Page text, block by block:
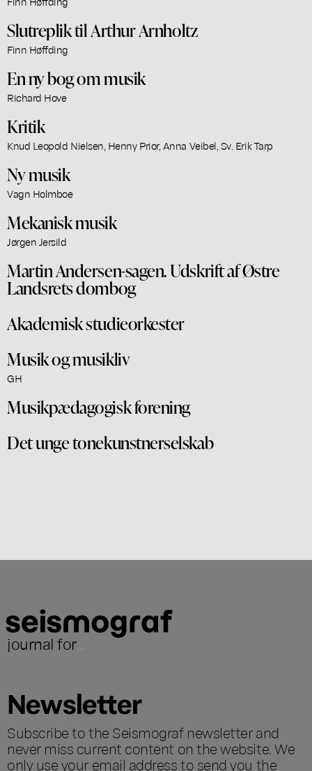
Slutreplik til Arthur Arnholtz
Finn Høffding
En ny bog om musik
Richard Hove
Kritik
Knud Leopold Nielsen, Henny Prior, Anna Veibel, Sv. Erik Tarp
Ny musik
Vagn Holmboe
Mekanisk musik
Jørgen Jersild
Martin Andersen-sagen. Udskrift af Østre
Landsrets dombog
Akademisk studieorkester
Musik og musikliv
GH
Musikpædagogisk forening
Det unge tonekunstnerselskab
journal for...
Newsletter
Subscribe to the Seismograf newsletter and
never miss current content on the website. We
only use your email address to send you the